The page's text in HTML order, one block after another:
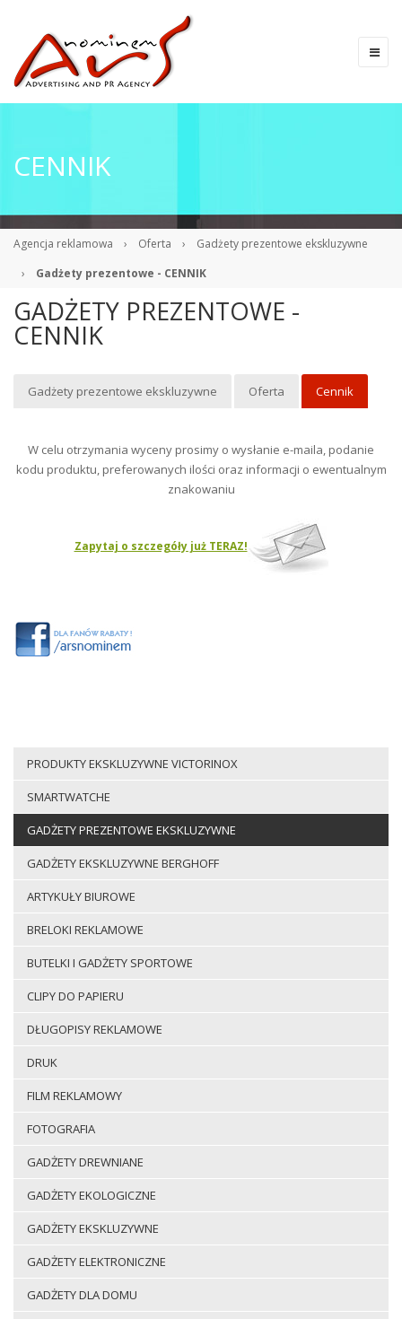
CENNIK
Agencja reklamowa › Oferta ›
Gadżety prezentowe ekskluzywne
›
Gadżety prezentowe - CENNIK
GADŻETY PREZENTOWE -
CENNIK
Gadżety prezentowe ekskluzywne Oferta Cennik
W celu otrzymania wyceny prosimy o wysłanie e-maila, podanie
kodu produktu, preferowanych ilości oraz informacji o ewentualnym
znakowaniu
Zapytaj o szczegóły już TERAZ!
PRODUKTY EKSKLUZYWNE VICTORINOX
SMARTWATCHE
GADŻETY PREZENTOWE EKSKLUZYWNE
GADŻETY EKSKLUZYWNE BERGHOFF
ARTYKUŁY BIUROWE
BRELOKI REKLAMOWE
BUTELKI I GADŻETY SPORTOWE
CLIPY DO PAPIERU
DŁUGOPISY REKLAMOWE
DRUK
FILM REKLAMOWY
FOTOGRAFIA
GADŻETY DREWNIANE
GADŻETY EKOLOGICZNE
GADŻETY EKSKLUZYWNE
GADŻETY ELEKTRONICZNE
GADŻETY DLA DOMU